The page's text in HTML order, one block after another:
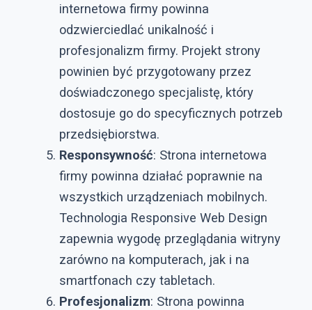
internetowa firmy powinna
odzwierciedlać unikalność i
profesjonalizm firmy. Projekt strony
powinien być przygotowany przez
doświadczonego specjalistę, który
dostosuje go do specyficznych potrzeb
przedsiębiorstwa.
Responsywność: Strona internetowa
firmy powinna działać poprawnie na
wszystkich urządzeniach mobilnych.
Technologia Responsive Web Design
zapewnia wygodę przeglądania witryny
zarówno na komputerach, jak i na
smartfonach czy tabletach.
Profesjonalizm: Strona powinna